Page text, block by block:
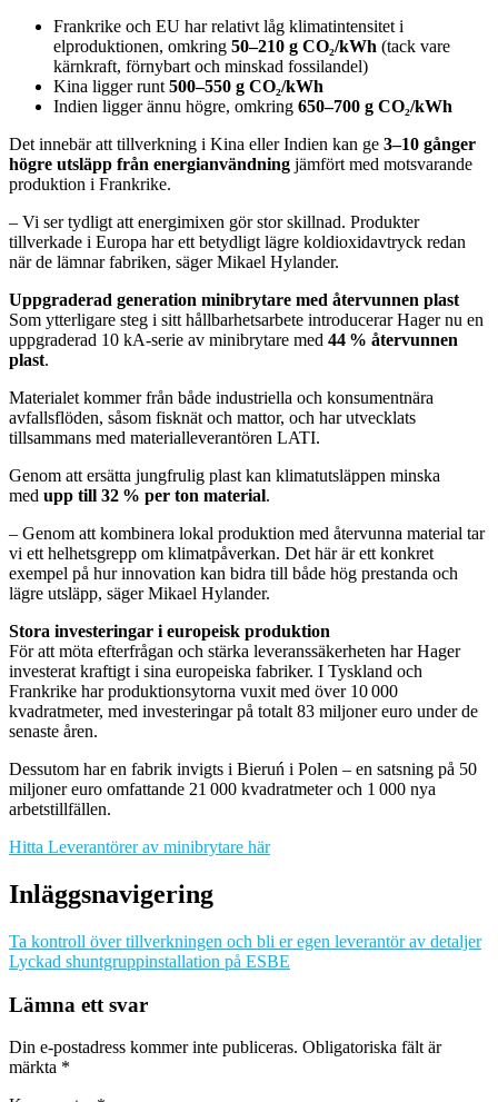
Frankrike och EU har relativt låg klimatintensitet i
elproduktionen, omkring 50–210 g CO₂/kWh (tack vare
kärnkraft, förnybart och minskad fossilandel)
Kina ligger runt 500–550 g CO₂/kWh
Indien ligger ännu högre, omkring 650–700 g CO₂/kWh
Det innebär att tillverkning i Kina eller Indien kan ge 3–10 gånger
högre utsläpp från energianvändning jämfört med motsvarande
produktion i Frankrike.
– Vi ser tydligt att energimixen gör stor skillnad. Produkter
tillverkade i Europa har ett betydligt lägre koldioxidavtryck redan
när de lämnar fabriken, säger Mikael Hylander.
Uppgraderad generation minibrytare med återvunnen plast
Som ytterligare steg i sitt hållbarhetsarbete introducerar Hager nu en
uppgraderad 10 kA-serie av minibrytare med 44 % återvunnen
plast.
Materialet kommer från både industriella och konsumentnära
avfallsflöden, såsom fisknät och mattor, och har utvecklats
tillsammans med materialleverantören LATI.
Genom att ersätta jungfrulig plast kan klimatutsläppen minska
med upp till 32 % per ton material.
– Genom att kombinera lokal produktion med återvunna material tar
vi ett helhetsgrepp om klimatpåverkan. Det här är ett konkret
exempel på hur innovation kan bidra till både hög prestanda och
lägre utsläpp, säger Mikael Hylander.
Stora investeringar i europeisk produktion
För att möta efterfrågan och stärka leveranssäkerheten har Hager
investerat kraftigt i sina europeiska fabriker. I Tyskland och
Frankrike har produktionsytorna vuxit med över 10 000
kvadratmeter, med investeringar på totalt 83 miljoner euro under de
senaste åren.
Dessutom har en fabrik invigts i Bieruń i Polen – en satsning på 50
miljoner euro omfattande 21 000 kvadratmeter och 1 000 nya
arbetstillfällen.
Hitta Leverantörer av minibrytare här
Inläggsnavigering
Ta kontroll över tillverkningen och bli er egen leverantör av detaljer
Lyckad shuntgruppinstallation på ESBE
Lämna ett svar
Din e-postadress kommer inte publiceras. Obligatoriska fält är
märkta *